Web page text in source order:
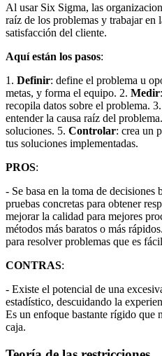
Al usar Six Sigma, las
raíz de los problemas y trabajar
satisfacción del cliente.
Aquí están los pasos:
1. Definir: define el problema u
metas, y forma el equipo. 2. Medir
recopila datos sobre el problema. 3.
entender la causa raíz del
soluciones. 5. Controlar: crea un
tus soluciones implementadas.
PROS:
- Se basa en la toma de decisiones
pruebas concretas para obtener
mejorar la calidad para mejores
métodos más baratos o más
para resolver problemas que es
CONTRAS:
- Existe el potencial de una
estadístico, descuidando la
Es un enfoque bastante rígido que
caja.